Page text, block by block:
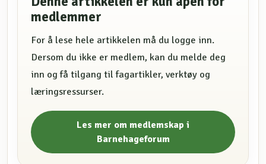
medlemmer
For å lese hele artikkelen må du logge inn.
Dersom du ikke er medlem, kan du melde deg
inn og få tilgang til fagartikler, verktøy og
læringsressurser.
Les mer om medlemskap i
Barnehageforum